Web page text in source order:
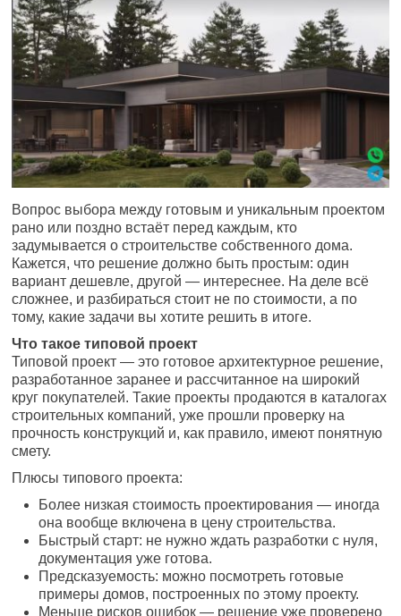
Вопрос выбора между готовым и уникальным проектом
рано или поздно встаёт перед каждым, кто
задумывается о строительстве собственного дома.
Кажется, что решение должно быть простым: один
вариант дешевле, другой — интереснее. На деле всё
сложнее, и разбираться стоит не по стоимости, а по
тому, какие задачи вы хотите решить в итоге.
Что такое типовой проект
Типовой проект — это готовое архитектурное решение,
разработанное заранее и рассчитанное на широкий
круг покупателей. Такие проекты продаются в каталогах
строительных компаний, уже прошли проверку на
прочность конструкций и, как правило, имеют понятную
смету.
Плюсы типового проекта:
Более низкая стоимость проектирования — иногда
она вообще включена в цену строительства.
Быстрый старт: не нужно ждать разработки с нуля,
документация уже готова.
Предсказуемость: можно посмотреть готовые
примеры домов, построенных по этому проекту.
Меньше рисков ошибок — решение уже проверено